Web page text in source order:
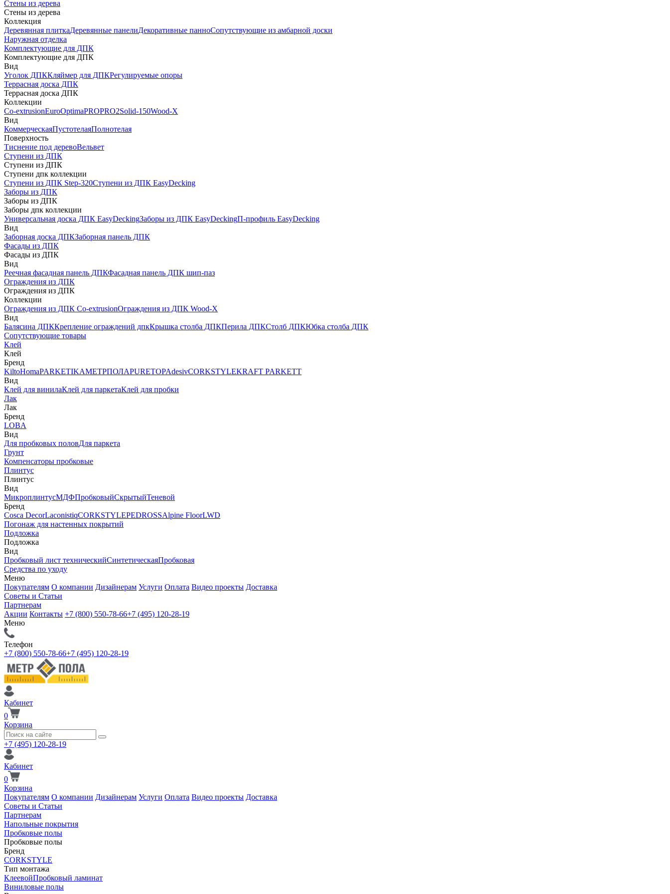
Стены из дерева
Стены из дерева
Коллекция
Деревянная плиткаДеревянные панелиДекоративные панноСопутствующие из амбарной доски
Наружная отделка
Комплектующие для ДПК
Комплектующие для ДПК
Вид
Уголок ДПККляймер для ДПКРегулируемые опоры
Террасная доска ДПК
Террасная доска ДПК
Коллекции
Co-extrusionEuroOptimaPROPRO2Solid-150Wood-X
Вид
КоммерческаяПустотелаяПолнотелая
Поверхность
Тиснение под деревоВельвет
Ступени из ДПК
Ступени из ДПК
Ступени дпк коллекции
Ступени из ДПК Step-320Ступени из ДПК EasyDecking
Заборы из ДПК
Заборы из ДПК
Заборы дпк коллекции
Универсальная доска ДПК EasyDeckingЗаборы из ДПК EasyDeckingП-профиль EasyDecking
Вид
Заборная доска ДПКЗаборная панель ДПК
Фасады из ДПК
Фасады из ДПК
Вид
Реечная фасадная панель ДПКФасадная панель ДПК шип-паз
Ограждения из ДПК
Ограждения из ДПК
Коллекции
Ограждения из ДПК Co-extrusionОграждения из ДПК Wood-X
Вид
Балясина ДПККрепление ограждений дпкКрышка столба ДПКПерила ДПКСтолб ДПКЮбка столба ДПК
Сопутствующие товары
Клей
Клей
Бренд
KiltoHomaPARKETIKAМЕТРПОЛАPURETOPAdesivCORKSTYLEKRAFT PARKETT
Вид
Клей для винилаКлей для паркетаКлей для пробки
Лак
Лак
Бренд
LOBA
Вид
Для пробковых половДля паркета
Грунт
Компенсаторы пробковые
Плинтус
Плинтус
Вид
МикроплинтусМДФПробковыйСкрытыйТеневой
Бренд
Cosca DecorLaconistiqCORKSTYLEPEDROSSAlpine FloorLWD
Погонаж для настенных покрытий
Подложка
Подложка
Вид
Пробковый лист техническийСинтетическаяПробковая
Средства по уходу
Меню
Покупателям О компании Дизайнерам Услуги Оплата Видео проекты Доставка
Советы и Статьи
Партнерам
Акции Контакты +7 (800) 550-78-66+7 (495) 120-28-19
Меню
Телефон
+7 (800) 550-78-66+7 (495) 120-28-19
Кабинет
0
Корзина
+7 (495) 120-28-19
Кабинет
0
Корзина
Покупателям О компании Дизайнерам Услуги Оплата Видео проекты Доставка
Советы и Статьи
Партнерам
Напольные покрытия
Пробковые полы
Пробковые полы
Бренд
CORKSTYLE
Тип монтажа
КлеевойПробковый ламинат
Виниловые полы